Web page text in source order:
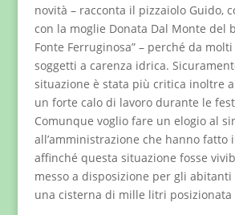
novità – racconta il pizzaiolo Guido,
con la moglie Donata Dal Monte del
Fonte Ferruginosa” – perché da
soggetti a carenza idrica.
situazione è stata più critica inoltre
un forte calo di lavoro durante le
Comunque voglio fare un elogio al
all’amministrazione che hanno fatto
affinché questa situazione fosse
messo a disposizione per gli
una cisterna di mille litri posizionata